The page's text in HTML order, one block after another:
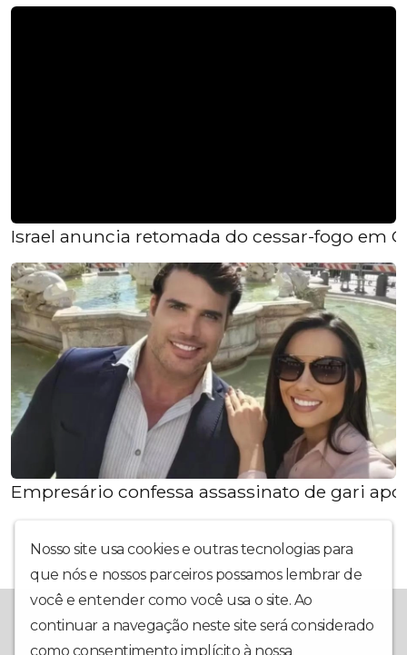
Israel anuncia retomada do cessar-fogo em
Empresário confessa assassinato de gari
Nosso site usa cookies e outras tecnologias para
que nós e nossos parceiros possamos lembrar de
você e entender como você usa o site. Ao
continuar a navegação neste site será considerado
como consentimento implícito à nossa
A Redevoice é a sua mais nova opção em rádio web. Com uma
programação interativa, muita informação, música e utilidade
pública, nosso foco é ter você em primeiro lugar. Conte com a